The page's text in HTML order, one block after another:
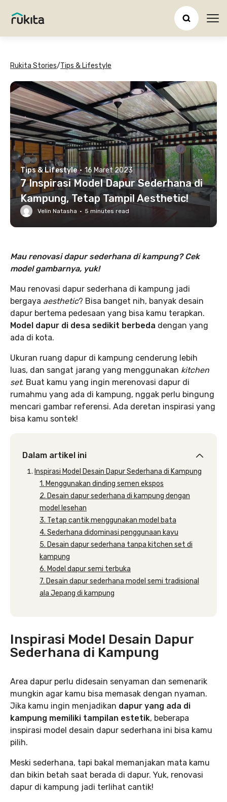
Rukita Stories/Tips & Lifestyle
Tips & Lifestyle · 16 Maret 2023
7 Inspirasi Model Dapur Sederhana di
Kampung, Tetap Tampil Aesthetic!
Velin Natasha · 5 minutes read
Mau renovasi dapur sederhana di kampung? Cek
model gambarnya, yuk!
Mau renovasi dapur sederhana di kampung jadi
bergaya aesthetic? Bisa banget nih, banyak desain
dapur bertema pedesaan yang bisa kamu terapkan.
Model dapur di desa sedikit berbeda dengan yang
ada di kota.
Ukuran ruang dapur di kampung cenderung lebih
luas, dan sangat jarang yang menggunakan kitchen
set. Buat kamu yang ingin merenovasi dapur di
rumahmu yang ada di kampung, nggak perlu bingung
mencari gambar referensi. Ada deretan inspirasi yang
bisa kamu sontek!
Dalam artikel ini
Inspirasi Model Desain Dapur Sederhana di Kampung
1. Menggunakan dinding semen ekspos
2. Desain dapur sederhana di kampung dengan
model lesehan
3. Tetap cantik menggunakan model bata
4. Sederhana didominasi penggunaan kayu
5. Desain dapur sederhana tanpa kitchen set di
kampung
6. Model dapur semi terbuka
7. Desain dapur sederhana model semi tradisional
ala Jepang di kampung
Inspirasi Model Desain Dapur
Sederhana di Kampung
Area dapur perlu didesain senyaman dan semenarik
mungkin agar kamu bisa memasak dengan nyaman.
Jika kamu ingin menjadikan dapur yang ada di
kampung memiliki tampilan estetik, beberapa
inspirasi model desain dapur sederhana ini bisa kamu
pilih.
Meski sederhana, tapi bakal memanjakan mata kamu
dan bikin betah saat berada di dapur. Yuk, renovasi
dapur di kampung jadi terlihat cantik!